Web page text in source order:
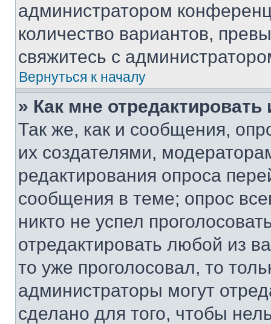
администратором
количество вариантов,
свяжитесь с
Вернуться к началу
» Как мне
Так же, как и сообщения,
их создателями,
редактирования опроса
сообщения в теме; опрос
никто не успел
отредактировать любой из
то уже проголосовал, то
администраторы могут
сделано для того, чтобы